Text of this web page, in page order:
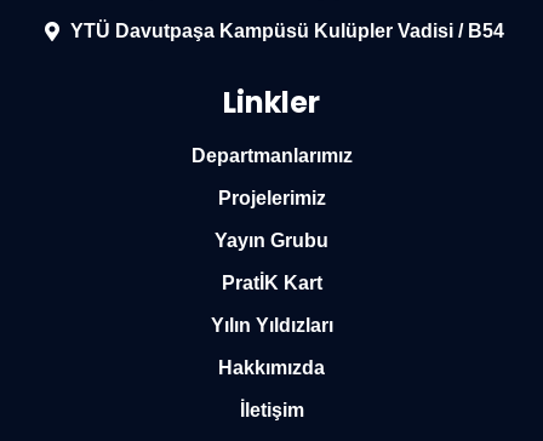
YTÜ Davutpaşa Kampüsü Kulüpler Vadisi / B54
Linkler
Departmanlarımız
Projelerimiz
Yayın Grubu
PratİK Kart
Yılın Yıldızları
Hakkımızda
İletişim